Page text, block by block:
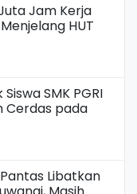
Jam Kerja
HUT
SMK PGRI
Cerdas pada
Libatkan